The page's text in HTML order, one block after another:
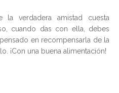
verdadera amistad cuesta
cuando das con ella, debes
en recompensarla de la
¡Con una buena alimentación!